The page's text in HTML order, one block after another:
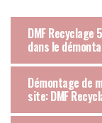
DMF Recyclage
dans le
Démontage de
site: DMF